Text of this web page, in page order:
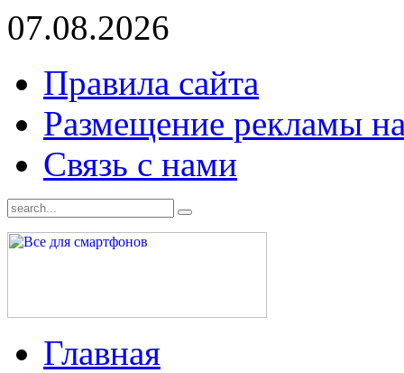
07.08.2026
Правила сайта
Размещение рекламы
Связь с нами
Главная